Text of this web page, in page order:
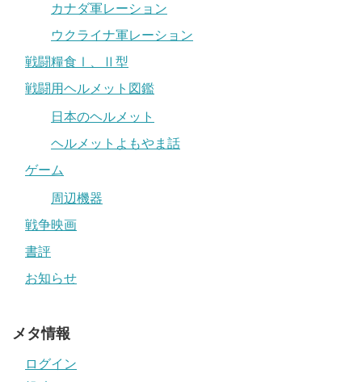
カナダ軍レーション
ウクライナ軍レーション
戦闘糧食Ⅰ、Ⅱ型
戦闘用ヘルメット図鑑
日本のヘルメット
ヘルメットよもやま話
ゲーム
周辺機器
戦争映画
書評
お知らせ
メタ情報
ログイン